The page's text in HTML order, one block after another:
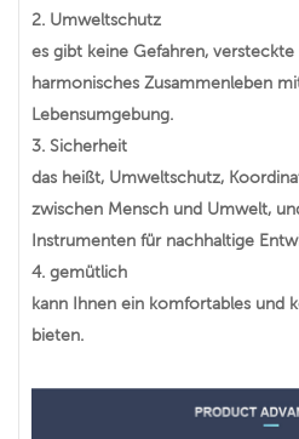
2. Umweltschutz
es gibt keine Gefahren,
harmonisches Zusammenleben
Lebensumgebung.
3. Sicherheit
das heißt, Umweltschutz,
zwischen Mensch und Umwelt,
Instrumenten für nachhaltige
4. gemütlich
kann Ihnen ein komfortables und
bieten.